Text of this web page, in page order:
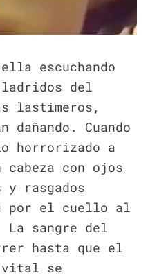
escuchando
ladridos del
lastimeros,
Cuando
horrorizado a
cabeza con ojos
y rasgados
por el cuello al
sangre del
hasta que el
se